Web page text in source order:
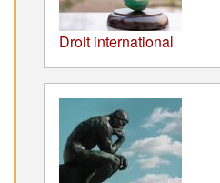
Droit international